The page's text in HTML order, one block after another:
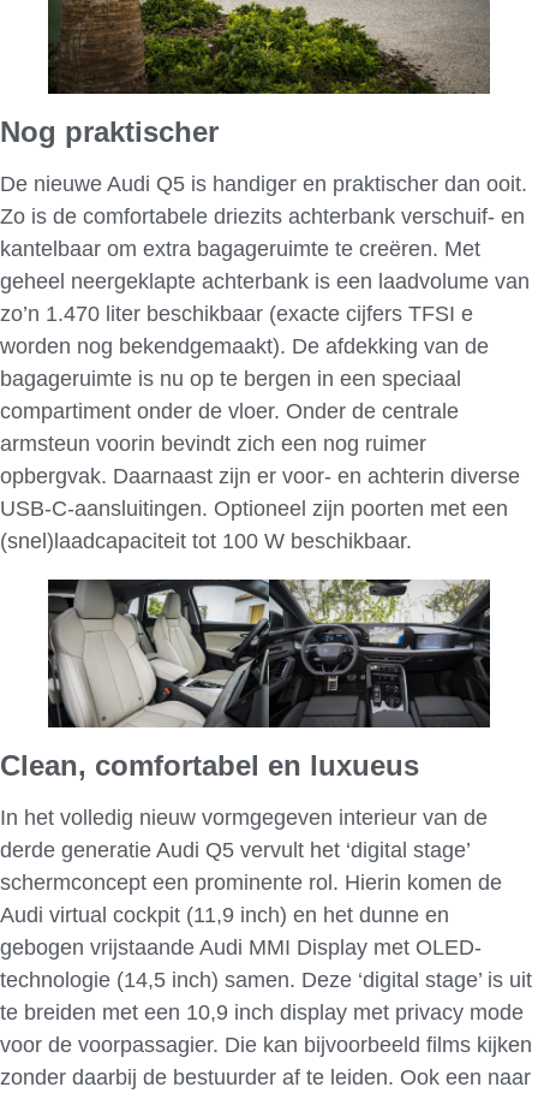
Nog praktischer
De nieuwe Audi Q5 is handiger en praktischer dan ooit.
Zo is de comfortabele driezits achterbank verschuif- en
kantelbaar om extra bagageruimte te creëren. Met
geheel neergeklapte achterbank is een laadvolume van
zo’n 1.470 liter beschikbaar (exacte cijfers TFSI e
worden nog bekendgemaakt). De afdekking van de
bagageruimte is nu op te bergen in een speciaal
compartiment onder de vloer. Onder de centrale
armsteun voorin bevindt zich een nog ruimer
opbergvak. Daarnaast zijn er voor- en achterin diverse
USB-C-aansluitingen. Optioneel zijn poorten met een
(snel)laadcapaciteit tot 100 W beschikbaar.
Clean, comfortabel en luxueus
In het volledig nieuw vormgegeven interieur van de
derde generatie Audi Q5 vervult het ‘digital stage’
schermconcept een prominente rol. Hierin komen de
Audi virtual cockpit (11,9 inch) en het dunne en
gebogen vrijstaande Audi MMI Display met OLED-
technologie (14,5 inch) samen. Deze ‘digital stage’ is uit
te breiden met een 10,9 inch display met privacy mode
voor de voorpassagier. Die kan bijvoorbeeld films kijken
zonder daarbij de bestuurder af te leiden. Ook een naar